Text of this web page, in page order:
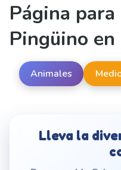
Página
Pingüino
Animales
Lleva la